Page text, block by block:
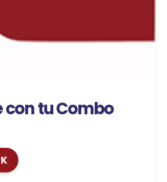
con tu Combo